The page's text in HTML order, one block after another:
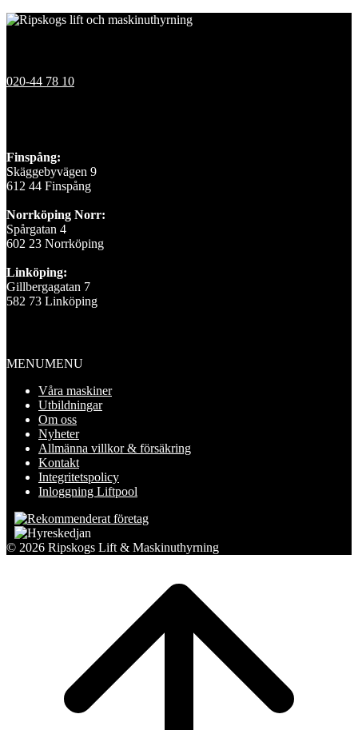
020-44 78 10
Finspång:
Skäggebyvägen 9
612 44 Finspång
Norrköping Norr:
Spårgatan 4
602 23 Norrköping
Linköping:
Gillbergagatan 7
582 73 Linköping
MENUMENU
Våra maskiner
Utbildningar
Om oss
Nyheter
Allmänna villkor & försäkring
Kontakt
Integritetspolicy
Inloggning Liftpool
© 2026 Ripskogs Lift & Maskinuthyrning